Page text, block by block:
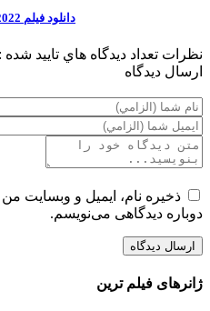
دانلود فیلم Nightshade 2022 شبگرد
نظرات تعداد ديدگاه هاي تاييد شده :
ارسال ديدگاه
ذخیره نام، ایمیل و وبسایت
دوباره دیدگاهی می‌نویسم.
ژانرهای فیلم ترین